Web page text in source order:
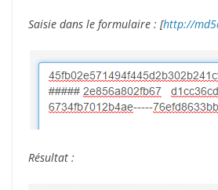
Saisie dans le formulaire : [http://
Résultat :